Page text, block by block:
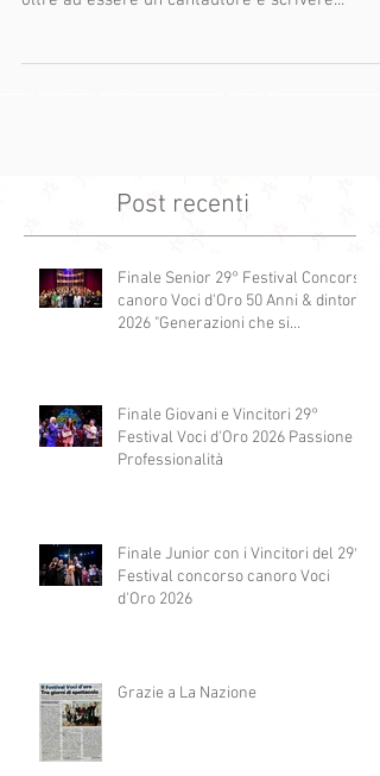
Post recenti
Finale Senior 29° Festival Concorso
canoro Voci d'Oro 50 Anni & dintorni
2026 "Generazioni che si
Finale Giovani e Vincitori 29°
Festival Voci d'Oro 2026 Passione e
Professionalità
Finale Junior con i Vincitori del 29°
Festival concorso canoro Voci
d'Oro 2026
Grazie a La Nazione